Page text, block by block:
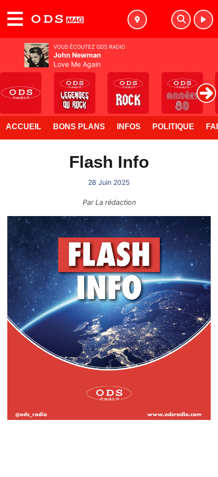
ACCUEIL BONS PLANS INFOS POLITIQUE
Flash Info
28 Juin 2025
ParLa rédaction
VOUS ÉCOUTEZ ODS RADIO
John Newman
Love Me Again